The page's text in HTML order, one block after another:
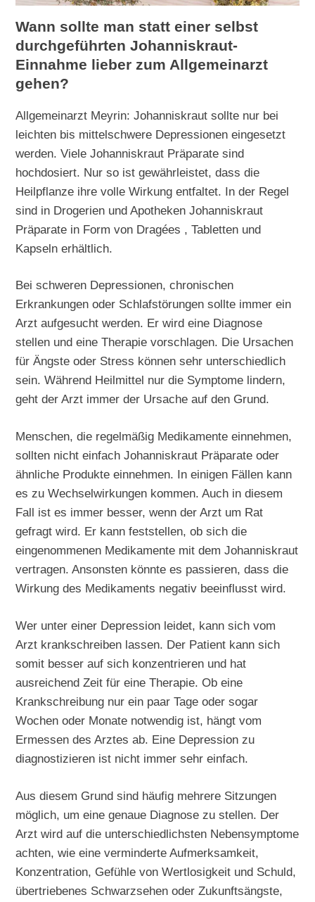
Wann sollte man statt einer selbst
durchgeführten Johanniskraut-
Einnahme lieber zum Allgemeinarzt
gehen?
Allgemeinarzt Meyrin: Johanniskraut sollte nur bei
leichten bis mittelschwere Depressionen eingesetzt
werden. Viele Johanniskraut Präparate sind
hochdosiert. Nur so ist gewährleistet, dass die
Heilpflanze ihre volle Wirkung entfaltet. In der Regel
sind in Drogerien und Apotheken Johanniskraut
Präparate in Form von Dragées , Tabletten und
Kapseln erhältlich.
Bei schweren Depressionen, chronischen
Erkrankungen oder Schlafstörungen sollte immer ein
Arzt aufgesucht werden. Er wird eine Diagnose
stellen und eine Therapie vorschlagen. Die Ursachen
für Ängste oder Stress können sehr unterschiedlich
sein. Während Heilmittel nur die Symptome lindern,
geht der Arzt immer der Ursache auf den Grund.
Menschen, die regelmäßig Medikamente einnehmen,
sollten nicht einfach Johanniskraut Präparate oder
ähnliche Produkte einnehmen. In einigen Fällen kann
es zu Wechselwirkungen kommen. Auch in diesem
Fall ist es immer besser, wenn der Arzt um Rat
gefragt wird. Er kann feststellen, ob sich die
eingenommenen Medikamente mit dem Johanniskraut
vertragen. Ansonsten könnte es passieren, dass die
Wirkung des Medikaments negativ beeinflusst wird.
Wer unter einer Depression leidet, kann sich vom
Arzt krankschreiben lassen. Der Patient kann sich
somit besser auf sich konzentrieren und hat
ausreichend Zeit für eine Therapie. Ob eine
Krankschreibung nur ein paar Tage oder sogar
Wochen oder Monate notwendig ist, hängt vom
Ermessen des Arztes ab. Eine Depression zu
diagnostizieren ist nicht immer sehr einfach.
Aus diesem Grund sind häufig mehrere Sitzungen
möglich, um eine genaue Diagnose zu stellen. Der
Arzt wird auf die unterschiedlichsten Nebensymptome
achten, wie eine verminderte Aufmerksamkeit,
Konzentration, Gefühle von Wertlosigkeit und Schuld,
übertriebenes Schwarzsehen oder Zukunftsängste,